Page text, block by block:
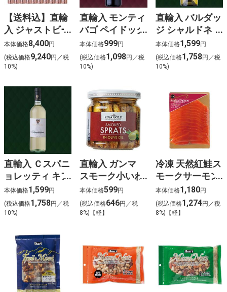
【送料込】直輸
入 ジャストビー
ロゼ(泡ロゼ)
〈ケース販売〉
本体価格8,400円
(税込価格9,240円／税
10%)
直輸入 モンティ
バゴ ペイドック
オーク カベル
ネ･シラー (赤)
本体価格999円
(税込価格1,098円／税
10%)
直輸入 バルダッ
ジ シャルドネ
(白)
本体価格1,599円
(税込価格1,758円／税
10%)
直輸入 Ｃスパニ
ョレッティ キア
ッキエリッチョ
(白)
本体価格1,599円
(税込価格1,758円／税
10%)
直輸入 ガンマ
スモーク小いわ
しのオリーブオ
イル漬
本体価格599円
(税込価格646円／税
8%)【軽】
冷凍 天然紅鮭ス
モークサーモン
お徳用 (110g)
本体価格1,180円
(税込価格1,274円／税
8%)【軽】